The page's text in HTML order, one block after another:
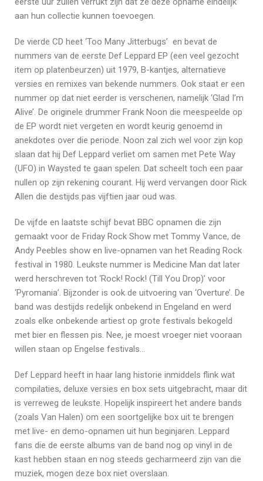
aan hun collectie kunnen toevoegen.
De vierde CD heet ‘Too Many Jitterbugs’ en bevat de
nummers van de eerste Def Leppard EP (een veel gezocht
item op platenbeurzen) uit 1979, B-kantjes, alternatieve
versies en remixes van bekende nummers. Ook staat er een
nummer op dat niet eerder is verschenen, namelijk ‘Glad I’m
Alive’. De originele drummer Frank Noon die meespeelde op
de EP wordt niet vergeten en wordt keurig genoemd in
anekdotes over die periode. Noon zal zich wel voor zijn kop
slaan dat hij Def Leppard verliet om samen met Pete Way
(UFO) in Waysted te gaan spelen. Dat scheelt toch een paar
nullen op zijn rekening courant. Hij werd vervangen door Rick
Allen die destijds pas vijftien jaar oud was.
De vijfde en laatste schijf bevat BBC opnamen die zijn
gemaakt voor de Friday Rock Show met Tommy Vance, de
Andy Peebles show en live-opnamen van het Reading Rock
festival in 1980. Leukste nummer is Medicine Man dat later
werd herschreven tot ‘Rock! Rock! (Till You Drop)’ voor
‘Pyromania’. Bijzonder is ook de uitvoering van ‘Overture’. De
band was destijds redelijk onbekend in Engeland en werd
zoals elke onbekende artiest op grote festivals bekogeld
met bier en flessen pis. Nee, je moest vroeger niet vooraan
willen staan op Engelse festivals…
Def Leppard heeft in haar lang historie inmiddels flink wat
compilaties, deluxe versies en box sets uitgebracht, maar dit
is verreweg de leukste. Hopelijk inspireert het andere bands
(zoals Van Halen) om een soortgelijke box uit te brengen
met live- en demo-opnamen uit hun beginjaren. Leppard
fans die de eerste albums van de band nog op vinyl in de
kast hebben staan en nog steeds gecharmeerd zijn van die
muziek, mogen deze box niet overslaan.